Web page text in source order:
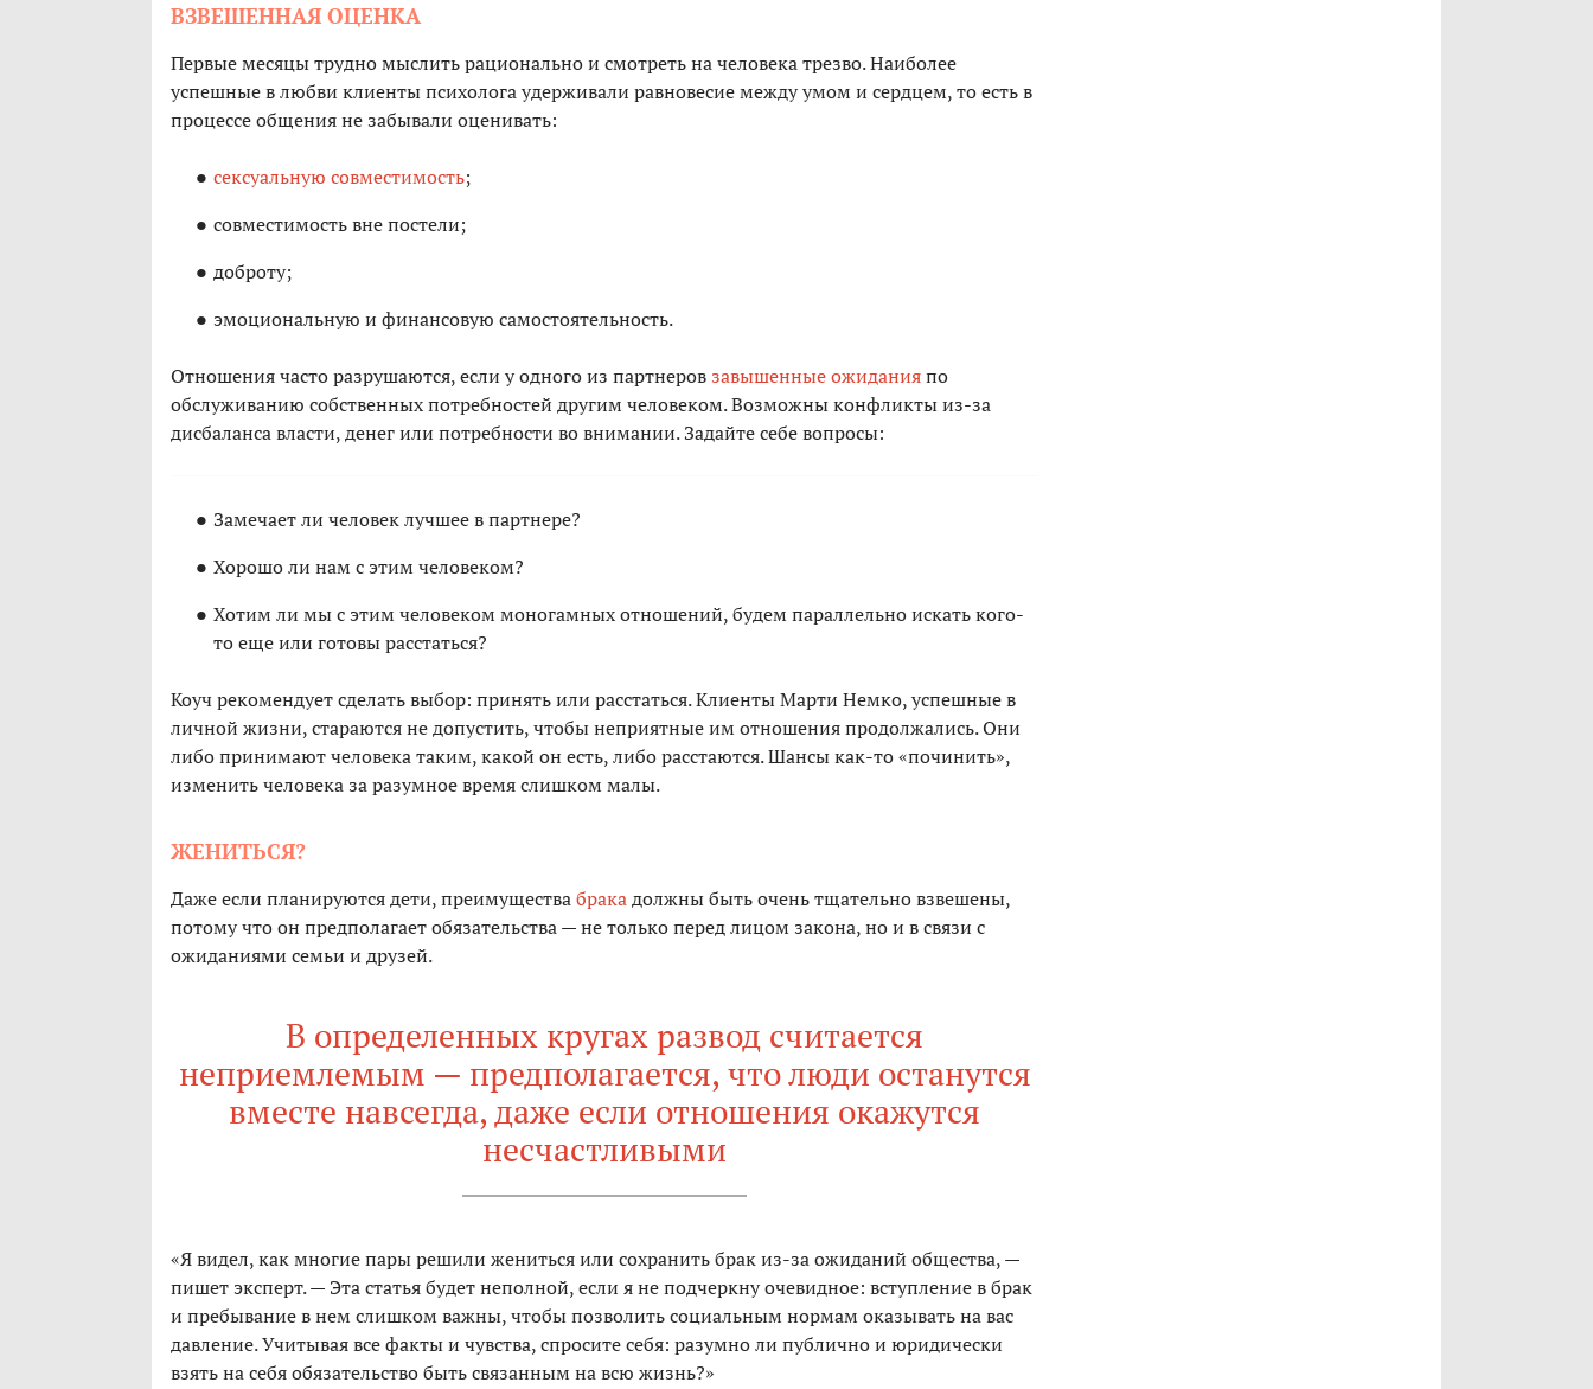
ВЗВЕШЕННАЯ ОЦЕНКА
Первые месяцы трудно мыслить рационально и смотреть на человека трезво. Наиболее
успешные в любви клиенты психолога удерживали равновесие между умом и сердцем, то есть в
процессе общения не забывали оценивать:
сексуальную совместимость;
совместимость вне постели;
доброту;
эмоциональную и финансовую самостоятельность.
Отношения часто разрушаются, если у одного из партнеровзавышенные ожиданияпо
обслуживанию собственных потребностей другим человеком. Возможны конфликты из-за
дисбаланса власти, денег или потребности во внимании. Задайте себе вопросы:
Замечает ли человек лучшее в партнере?
Хорошо ли нам с этим человеком?
Хотим ли мы с этим человеком моногамных отношений, будем параллельно искать кого-
то еще или готовы расстаться?
Коуч рекомендует сделать выбор: принять или расстаться. Клиенты Марти Немко, успешные в
личной жизни, стараются не допустить, чтобы неприятные им отношения продолжались. Они
либо принимают человека таким, какой он есть, либо расстаются. Шансы как-то «починить»,
изменить человека за разумное время слишком малы.
ЖЕНИТЬСЯ?
Даже если планируются дети, преимуществабракадолжны быть очень тщательно взвешены,
потому что он предполагает обязательства — не только перед лицом закона, но и в связи с
ожиданиями семьи и друзей.
В определенных кругах развод считается
неприемлемым — предполагается, что люди останутся
вместе навсегда, даже если отношения окажутся
несчастливыми
«Я видел, как многие пары решили жениться или сохранить брак из-за ожиданий общества, —
пишет эксперт. — Эта статья будет неполной, если я не подчеркну очевидное: вступление в брак
и пребывание в нем слишком важны, чтобы позволить социальным нормам оказывать на вас
давление. Учитывая все факты и чувства, спросите себя: разумно ли публично и юридически
взять на себя обязательство быть связанным на всю жизнь?»